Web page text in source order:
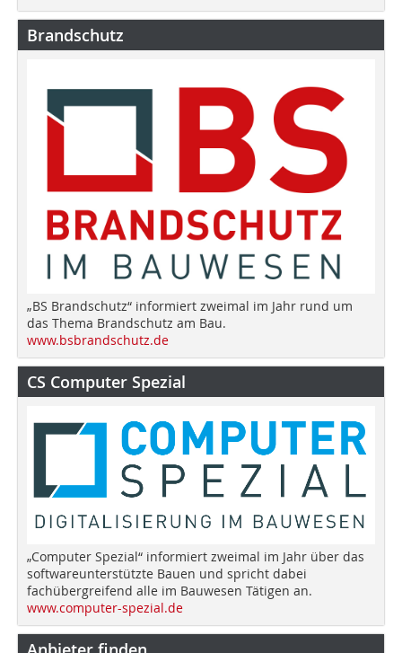
Brandschutz
„BS Brandschutz“ informiert zweimal im Jahr rund um
das Thema Brandschutz am Bau.
www.bsbrandschutz.de
CS Computer Spezial
„Computer Spezial“ informiert zweimal im Jahr über das
softwareunterstützte Bauen und spricht dabei
fachübergreifend alle im Bauwesen Tätigen an.
www.computer-spezial.de